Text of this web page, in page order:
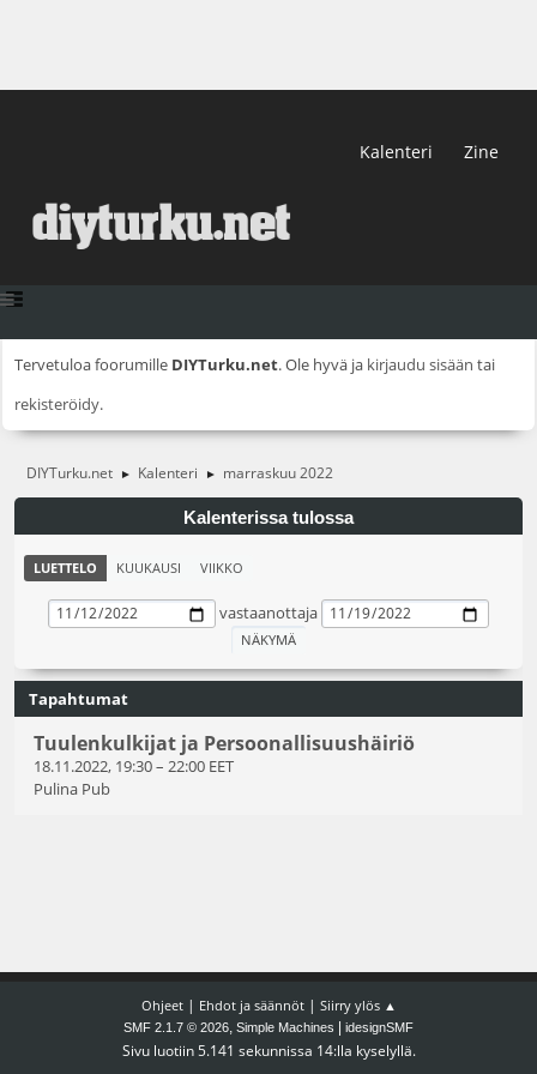
Kalenteri Zine
Tervetuloa foorumille DIYTurku.net. Ole hyvä ja kirjaudu sisään tai
rekisteröidy.
DIYTurku.net ► Kalenteri ► marraskuu 2022
Kalenterissa tulossa
LUETTELO KUUKAUSI VIIKKO
vastaanottaja
Tapahtumat
Tuulenkulkijat ja Persoonallisuushäiriö
18.11.2022, 19:30– 22:00 EET
Pulina Pub
Ohjeet| Ehdot ja säännöt| Siirry ylös ▲
SMF 2.1.7 © 2026, Simple Machines idesignSMF
Sivu luotiin 5.141 sekunnissa 14:lla kyselyllä.